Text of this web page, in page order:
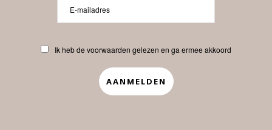
Beauty-Pro.nl
Abonneren Contact
APP
Ik heb de voorwaarden gelezen en ga ermee akkoord